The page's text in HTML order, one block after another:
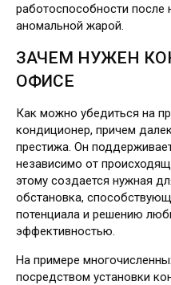
работоспособности после
аномальной жарой.
ЗАЧЕМ НУЖЕН
ОФИСЕ
Как можно убедиться на
кондиционер, причем
престижа. Он
независимо от
этому создается нужная
обстановка,
потенциала и решению
эффективностью.
На примере
посредством установки